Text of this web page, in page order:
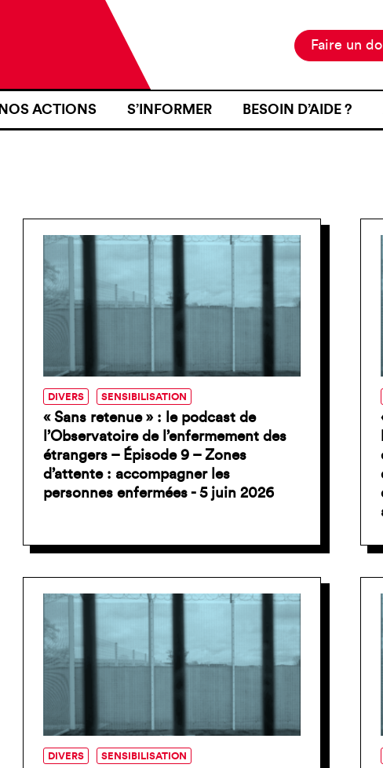
NOS ACTIONS S’INFORMER
CARTOGRAPHIE
BESOIN D’AIDE ?
D’IDENTITÉ À UNE
INTÉRIEURE
J’AI ÉTÉ VICTIME DE
Faire un
DIVERS SENSIBILISATION
« Sans retenue » : le podcast de
l’Observatoire de l’enfermement des
étrangers – Épisode 9 – Zones
d’attente : accompagner les
personnes enfermées - 5 juin 2026
DIVERS SENSIBILISATION